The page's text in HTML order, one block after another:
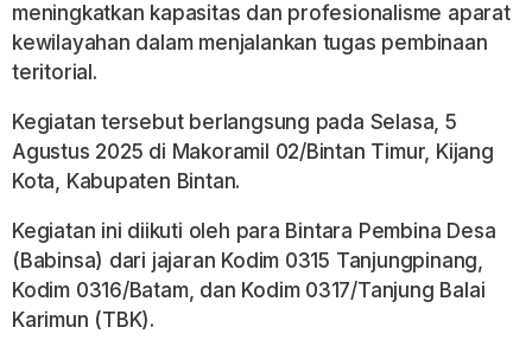
meningkatkan kapasitas dan profesionalisme aparat
kewilayahan dalam menjalankan tugas pembinaan
teritorial.
Kegiatan tersebut berlangsung pada Selasa, 5
Agustus 2025 di Makoramil 02/Bintan Timur, Kijang
Kota, Kabupaten Bintan.
Kegiatan ini diikuti oleh para Bintara Pembina Desa
(Babinsa) dari jajaran Kodim 0315 Tanjungpinang,
Kodim 0316/Batam, dan Kodim 0317/Tanjung Balai
Karimun (TBK).